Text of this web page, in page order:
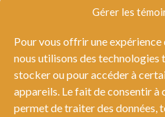
Gérer les
Pour vous offrir une
nous utilisons des technologies
stocker ou pour accéder à
appareils. Le fait de consentir à
permet de traiter des données,